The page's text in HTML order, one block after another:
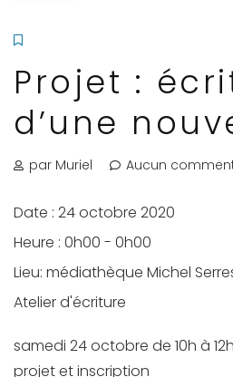
Projet :
d’une
par Muriel Aucun
Date : 24 octobre 2020
Heure : 0h00 - 0h00
Lieu: médiathèque Michel
Atelier d'écriture
samedi 24 octobre de 10h à
projet et inscription